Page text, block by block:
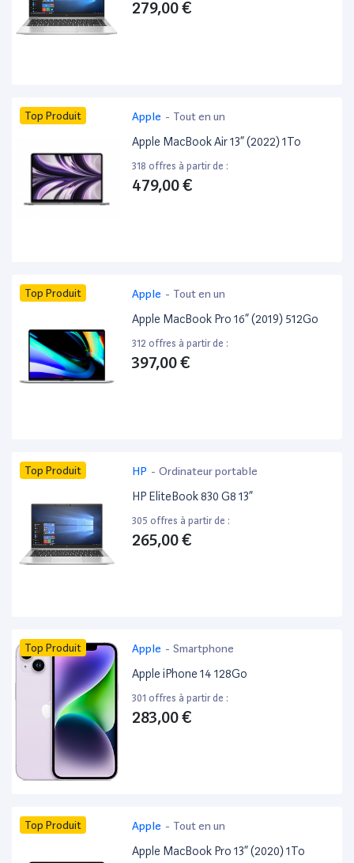
279,00 €
Top Produit Apple - Tout en un
Apple MacBook Air 13” (2022) 1To
318 offres à partir de :
479,00 €
Top Produit Apple - Tout en un
Apple MacBook Pro 16” (2019) 512Go
312 offres à partir de :
397,00 €
Top Produit HP - Ordinateur portable
HP EliteBook 830 G8 13”
305 offres à partir de :
265,00 €
Top Produit Apple - Smartphone
Apple iPhone 14 128Go
301 offres à partir de :
283,00 €
Top Produit Apple - Tout en un
Apple MacBook Pro 13” (2020) 1To